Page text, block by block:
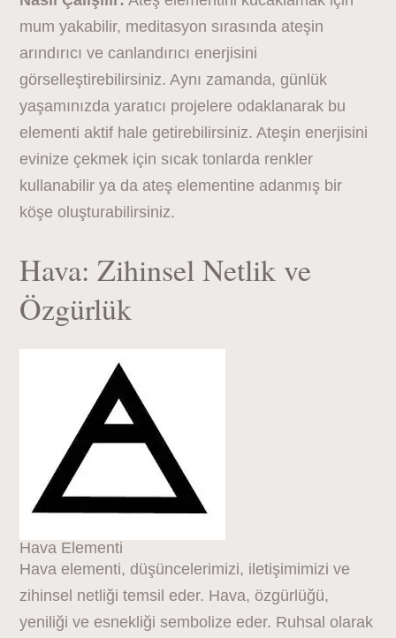
mum yakabilir, meditasyon sırasında ateşin
arındırıcı ve canlandırıcı enerjisini
görselleştirebilirsiniz. Aynı zamanda, günlük
yaşamınızda yaratıcı projelere odaklanarak bu
elementi aktif hale getirebilirsiniz. Ateşin enerjisini
evinize çekmek için sıcak tonlarda renkler
kullanabilir ya da ateş elementine adanmış bir
köşe oluşturabilirsiniz.
Hava: Zihinsel Netlik ve
Özgürlük
Hava Elementi
Hava elementi, düşüncelerimizi, iletişimimizi ve
zihinsel netliği temsil eder. Hava, özgürlüğü,
yeniliği ve esnekliği sembolize eder. Ruhsal olarak